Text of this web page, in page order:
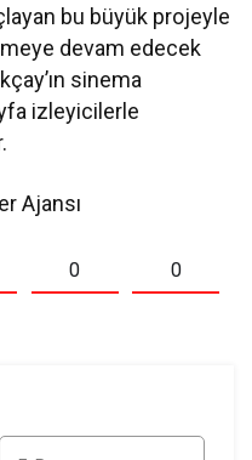
bu büyük projeyle
devam edecek
sinema
izleyicilerle
Ajansı
0 0